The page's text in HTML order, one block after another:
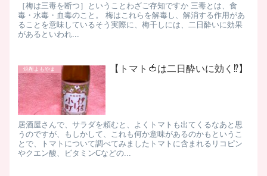
［梅は三毒を断つ］​ ということわざご存知ですか 三毒とは、食
毒・水毒・血毒のこと。 梅はこれらを解毒し、解消する作用があ
ることを意味しているそう ​ 実際に、梅干しには、二日酔いに効果
があるといわれ...
焼酎よもやま 【トマト🍅は二日酔いに効く⁉】
居酒屋さんで、サラダを頼むと、よくトマトも出てくるなあと思
うのですが、もしかして、これも何か意味があるのかも ​ というこ
とで、トマトについて調べてみました ​ トマトに含まれるリコピン
やクエン酸、ビタミンCなどの...